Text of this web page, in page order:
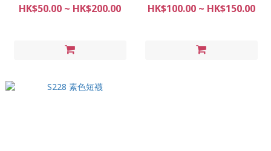
HK$50.00 ~ HK$200.00 HK$100.00 ~ HK$150.00